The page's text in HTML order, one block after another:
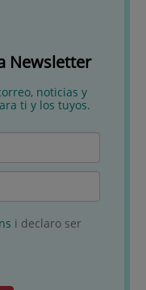
Newsletter
noticias y
ti y los tuyos.
i declaro ser